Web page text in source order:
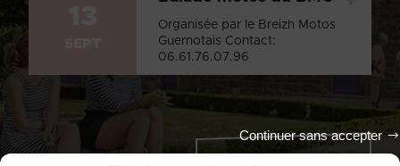
Continuer sans accepter
Organisée par le Breizh Motos
Guernotais Contact:
06.61.76.07.96